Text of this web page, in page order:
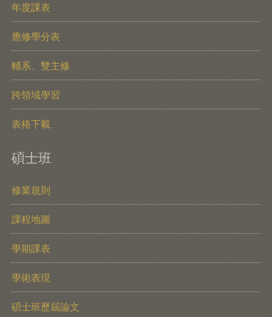
年度課表
應修學分表
輔系、雙主修
跨領域學習
表格下載
碩士班
修業規則
課程地圖
學期課表
學術表現
碩士班歷屆論文